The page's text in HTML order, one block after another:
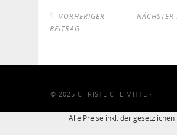
VORHERIGER
BEITRAG
NÄCHSTER
© 2025 CHRISTLICHE MITTE ·
Alle Preise inkl. der gesetzlichen